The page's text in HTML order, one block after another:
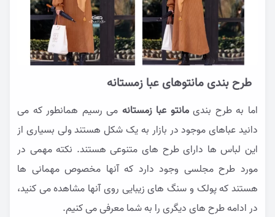
طرح بندی مانتوهای عبا زمستانه
اما به طرح بندیمانتو عبا زمستانه می رسیم همانطور که می
دانید عباهای موجود در بازار به یک شکل هستند ولی بسیاری از
این لباس ها دارای طرح های متنوعی هستند. نکته مهمی در
مورد طرح مجلسی وجود دارد که آنها مخصوص مهمانی ها
هستند که پولک و سنگ های زیبایی روی آنها مشاهده می کنید،
در ادامه طرح های دیگری را به شما معرفی می کنیم.